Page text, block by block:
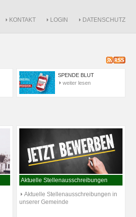
KONTAKT LOGIN DATENSCHUTZ
SPENDE BLUT
weiter lesen
Aktuelle Stellenausschreibungen
Aktuelle Stellenausschreibungen in
unserer Gemeinde